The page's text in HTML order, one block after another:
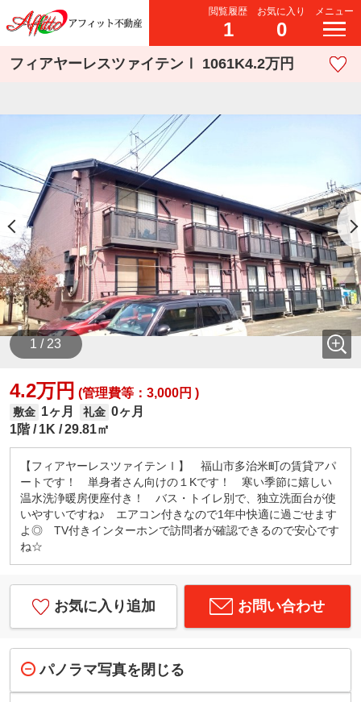
閲覧履歴
1
お気に入り
0
メニュー
フィアヤーレスツァイテンⅠ 1061K4.2万円
1 / 23
4.2万円 (管理費等：3,000円 )
敷金 1ヶ月 礼金 0ヶ月
1階
1K 29.81㎡
【フィアヤーレスツァイテンⅠ】 福山市多治米町の賃貸アパ
ートです！ 単身者さん向けの１Kです！ 寒い季節に嬉しい
温水洗浄暖房便座付き！ バス・トイレ別で、独立洗面台が使
いやすいですね♪ エアコン付きなので1年中快適に過ごせます
よ◎ TV付きインターホンで訪問者が確認できるので安心です
ね☆
お気に入り追加 お問い合わせ
パノラマ写真を閉じる